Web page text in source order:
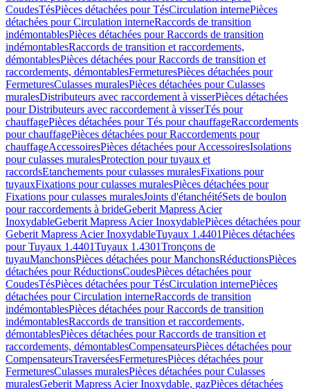
CoudesTésPièces détachées pour TésCirculation internePièces
détachées pour Circulation interneRaccords de transition
indémontablesPièces détachées pour Raccords de transition
indémontablesRaccords de transition et raccordements,
démontablesPièces détachées pour Raccords de transition et
raccordements, démontablesFermeturesPièces détachées pour
FermeturesCulasses muralesPièces détachées pour Culasses
muralesDistributeurs avec raccordement à visserPièces détachées
pour Distributeurs avec raccordement à visserTés pour
chauffagePièces détachées pour Tés pour chauffageRaccordements
pour chauffagePièces détachées pour Raccordements pour
chauffageAccessoiresPièces détachées pour AccessoiresIsolations
pour culasses muralesProtection pour tuyaux et
raccordsEtanchements pour culasses muralesFixations pour
tuyauxFixations pour culasses muralesPièces détachées pour
Fixations pour culasses muralesJoints d'étanchéitéSets de boulon
pour raccordements à brideGeberit Mapress Acier
InoxydableGeberit Mapress Acier InoxydablePièces détachées pour
Geberit Mapress Acier InoxydableTuyaux 1.4401Pièces détachées
pour Tuyaux 1.4401Tuyaux 1.4301Tronçons de
tuyauManchonsPièces détachées pour ManchonsRéductionsPièces
détachées pour RéductionsCoudesPièces détachées pour
CoudesTésPièces détachées pour TésCirculation internePièces
détachées pour Circulation interneRaccords de transition
indémontablesPièces détachées pour Raccords de transition
indémontablesRaccords de transition et raccordements,
démontablesPièces détachées pour Raccords de transition et
raccordements, démontablesCompensateursPièces détachées pour
CompensateursTraverséesFermeturesPièces détachées pour
FermeturesCulasses muralesPièces détachées pour Culasses
muralesGeberit Mapress Acier Inoxydable, gazPièces détachées